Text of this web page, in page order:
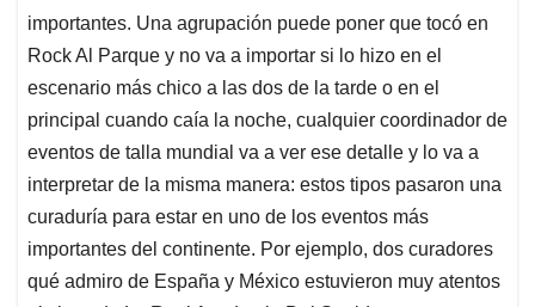
importantes. Una agrupación puede poner que tocó en
Rock Al Parque y no va a importar si lo hizo en el
escenario más chico a las dos de la tarde o en el
principal cuando caía la noche, cualquier coordinador de
eventos de talla mundial va a ver ese detalle y lo va a
interpretar de la misma manera: estos tipos pasaron una
curaduría para estar en uno de los eventos más
importantes del continente. Por ejemplo, dos curadores
qué admiro de España y México estuvieron muy atentos